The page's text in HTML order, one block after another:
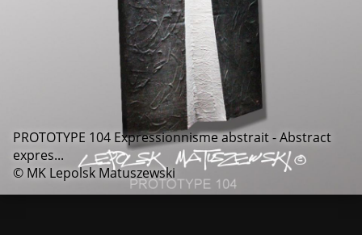
PROTOTYPE 104 Expressionnisme abstrait - Abstract
expres...
© MK Lepolsk Matuszewski